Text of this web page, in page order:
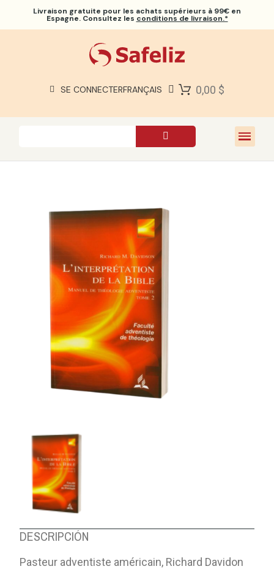
Livraison gratuite pour les achats supérieurs à 99€ en
Espagne. Consultez les conditions de livraison.*
SE CONNECTERFRANÇAIS 0,00 $
À PROPOS DE NOUS
DESCRIPCIÓN
Pasteur adventiste américain, Richard Davidon